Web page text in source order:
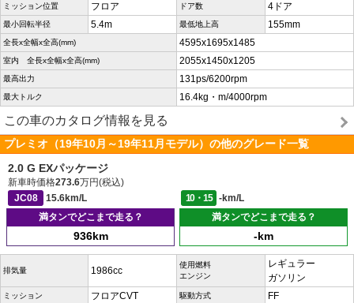
ミッション位置 フロア ドア数 4ドア
最小回転半径 5.4m 最低地上高 155mm
全長x全幅x全高(mm) 4595x1695x1485
室内 全長x全幅x全高(mm) 2055x1450x1205
最高出力 131ps/6200rpm
最大トルク 16.4kg・m/4000rpm
この車のカタログ情報を見る
プレミオ（19年10月～19年11月モデル）の他のグレード一覧
2.0 G EXパッケージ
新車時価格273.6万円(税込)
JC08
15.6km/L 10・15
-km/L
満タンでどこまで走る？
936km
満タンでどこまで走る？
-km
排気量 1986cc
使用燃料
エンジン
レギュラー
ガソリン
ミッション フロアCVT 駆動方式 FF